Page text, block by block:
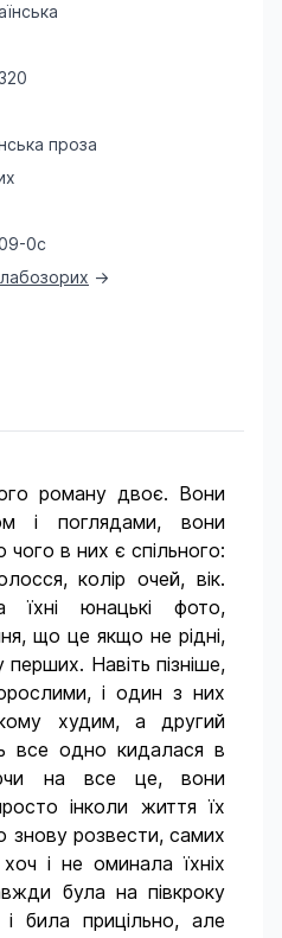
проза
0с
->
роману двоє. Вони
і поглядами, вони
в них є спільного:
колір очей, вік.
їхні юнацькі фото,
що це якщо не рідні,
Навіть пізніше,
і один з них
худим, а другий
все одно кидалася в
на все це, вони
інколи життя їх
розвести, самих
і не оминала їхніх
була на півкроку
била прицільно, але